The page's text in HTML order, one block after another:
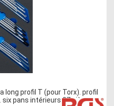
long profil T (pour Torx). profil
six pans intérieurs 27 pièces